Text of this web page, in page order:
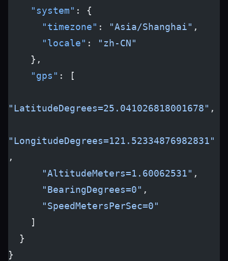
    "system"
: {
      "timezone"
: "Asia/Shanghai" ,
      "locale"
:
"zh-CN"
    },
    "gps"
: [
"LatitudeDegrees=25.041026818001678" ,
"LongitudeDegrees=121.52334876982831"
,
      "AltitudeMeters=1.60062531"
,
      "BearingDegrees=0"
,
      "SpeedMetersPerSec=0"
    ]
  }
}